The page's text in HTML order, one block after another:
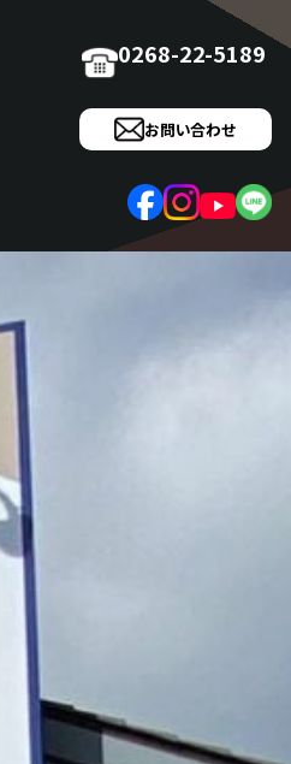
0268-22-5189
お問い合わせ